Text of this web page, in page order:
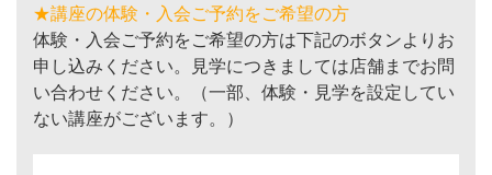
★講座の体験・入会ご予約をご希望の方
体験・入会ご予約をご希望の方は下記のボタンよりお
申し込みください。見学につきましては店舗までお問
い合わせください。（一部、体験・見学を設定してい
ない講座がございます。）